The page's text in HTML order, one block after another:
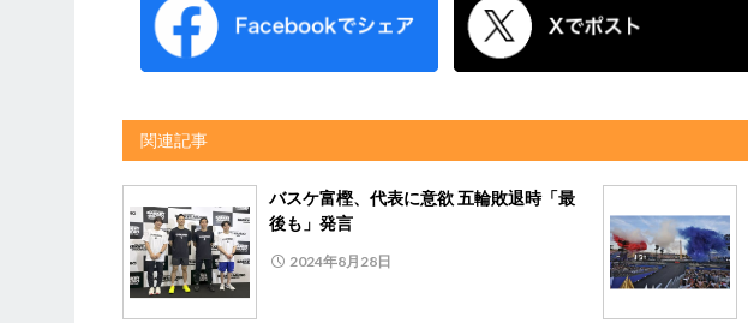
関連記事
バスケ富樫、代表に意欲 五輪敗退時「最
後も」発言
2024年8月28日